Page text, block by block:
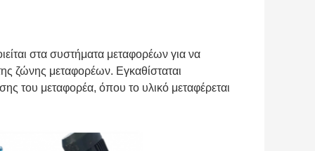
στα συστήματα μεταφορέων για να
ζώνης μεταφορέων. Εγκαθίσταται
του μεταφορέα, όπου το υλικό μεταφέρεται